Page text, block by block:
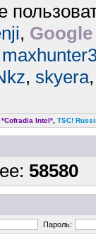
,
, skyera
*Cofradia Intel* TSC!
58580
Пароль: